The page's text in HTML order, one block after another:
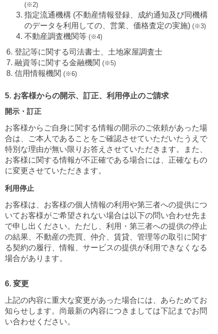
(※2)
指定流通機構 (不動産情報登録、成約通知及び同機構
のデータを利用しての、営業、価格査定の実施) (※3)
不動産調査機関等 (※4)
登記等に関する司法書士、土地家屋調査士
融資等に関する金融機関 (※5)
信用情報機関 (※6)
5. お客様からの開示、訂正、利用停止のご請求
開示・訂正
お客様からご自身に関する情報の開示のご依頼があった場
合は、ご本人であることをご確認させていただいたうえで
特別な理由が無い限りお答えさせていただきます。また、
お客様に関する情報が不正確である場合には、正確なもの
に変更させていただきます。
利用停止
お客様は、お客様の個人情報の利用や第三者への提供につ
いてお客様がご希望されない場合は以下の問い合わせ先ま
で申し出ください。ただし、利用・第三者への提供の停止
の結果、不動産の売買、仲介、賃貸、管理等の取引に関す
る契約の履行、情報、サービスの提供が利用できなくなる
場合があります。
6. 変更
上記の内容に重大な変更があった場合には、あらためてお
知らせします。尚最新の内容につきましては下記までお問
い合わせください。